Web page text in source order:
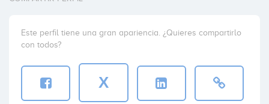
Este perfil tiene una gran apariencia. ¿Quieres compartirlo
con todos?
X